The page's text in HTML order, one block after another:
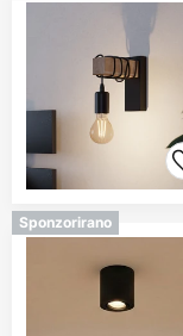
Sponzorirano